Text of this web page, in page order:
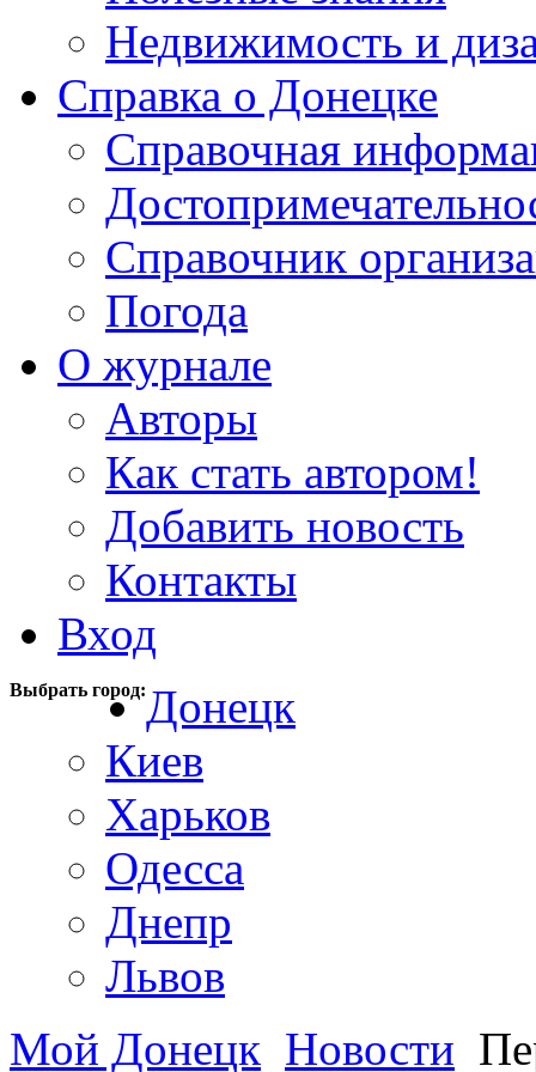
Недвижимость и
Справка о Донецке
Справочная
Справочник
Погода
О журнале
Авторы
Как стать автором!
Добавить новость
Контакты
Вход
Выбрать город:Донецк
Киев
Харьков
Одесса
Днепр
Львов
Мой Донецк Новости